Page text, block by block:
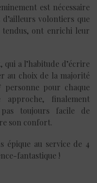
est nécessaire
volontiers que
tendus, ont enrichi leur
a l’habitude d’écrire
au choix de la majorité
personne pour chaque
finalement
toujours facile de
son confort.
épique au service de 4
fantastique !